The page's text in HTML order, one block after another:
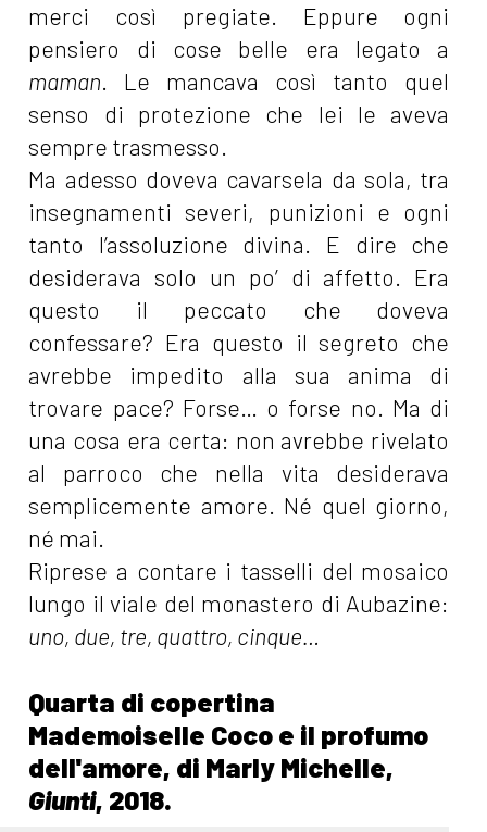
merci così pregiate. Eppure ogni
pensiero di cose belle era legato a
maman . Le mancava così tanto quel
senso di protezione che lei le aveva
sempre trasmesso.
Ma adesso doveva cavarsela da sola, tra
insegnamenti severi, punizioni e ogni
tanto l’assoluzione divina. E dire che
desiderava solo un po’ di affetto. Era
questo il peccato che doveva
confessare? Era questo il segreto che
avrebbe impedito alla sua anima di
trovare pace? Forse… o forse no. Ma di
una cosa era certa: non avrebbe rivelato
al parroco che nella vita desiderava
semplicemente amore. Né quel giorno,
né mai.
Riprese a contare i tasselli del mosaico
lungo il viale del monastero di Aubazine:
uno, due, tre, quattro, cinque…
Quarta di copertina
Mademoiselle Coco e il profumo
dell'amore, di Marly Michelle,
Giunti, 2018.